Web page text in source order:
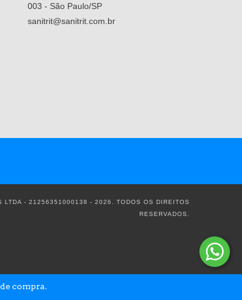
compra.
003 - São Paulo/SP
sanitrit@sanitrit.com.br
LTDA - 21256351000138 - 2026. TODOS OS DIREITOS
RESERVADOS.